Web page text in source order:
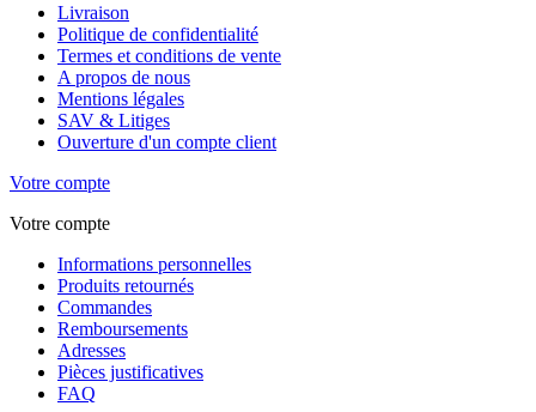
Livraison
Politique de confidentialité
Termes et conditions de vente
A propos de nous
Mentions légales
SAV & Litiges
Ouverture d'un compte client
Votre compte
Votre compte
Informations personnelles
Produits retournés
Commandes
Remboursements
Adresses
Pièces justificatives
FAQ